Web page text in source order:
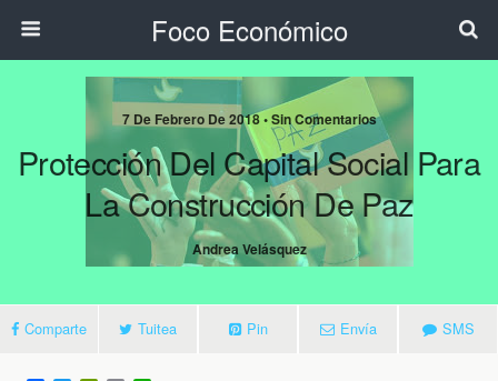
Foco Económico
7 De Febrero De 2018 • Sin Comentarios
Protección Del Capital Social Para
La Construcción De Paz
Andrea Velásquez
Comparte Tuitea Pin Envía SMS